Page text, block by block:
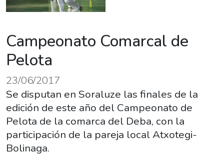
Campeonato Comarcal de
Pelota
23/06/2017
Se disputan en Soraluze las finales de la
edición de este año del Campeonato de
Pelota de la comarca del Deba, con la
participación de la pareja local Atxotegi-
Bolinaga.